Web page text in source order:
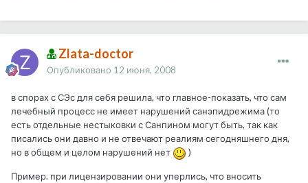
Zlata-doctor
Опубликовано 12 июня, 2008
в спорах с СЭс для себя решила, что главное-показать, что сам
лечебный процесс не имеет нарушений санэпидрежима (то
есть отдельные нестыковки с Санпином могут быть, так как
писались они давно и не отвечают реалиям сегодняшнего дня,
но в общем и целом нарушений нет
)
Пример. при лицензировании они уперлись, что вносить